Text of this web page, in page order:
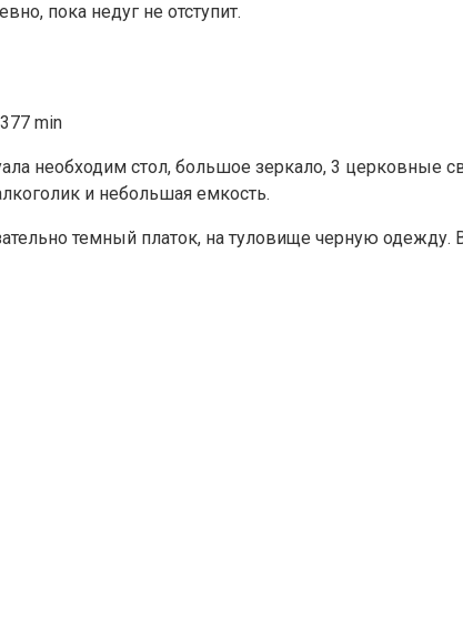
пока недуг не отступит.
необходим стол, большое зеркало, 3 церковные
и небольшая емкость.
темный платок, на туловище черную одежду.